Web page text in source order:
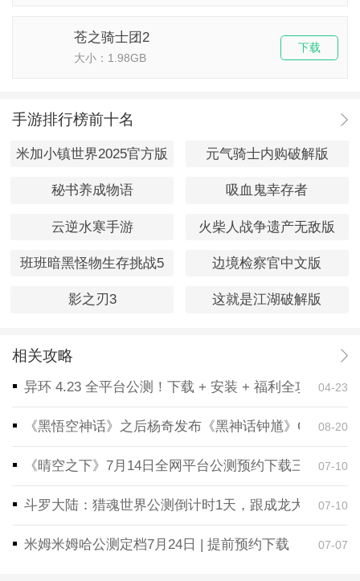
苍之骑士团2
大小：1.98GB
下载
手游排行榜前十名
米加小镇世界2025官方版 元气骑士内购破解版
秘书养成物语 吸血鬼幸存者
云逆水寒手游 火柴人战争遗产无敌版
班班暗黑怪物生存挑战5 边境检察官中文版
影之刃3 这就是江湖破解版
相关攻略
异环 4.23 全平台公测！下载 + 安装 + 福利全攻略，一
04-23
《黑悟空神话》之后杨奇发布《黑神话钟馗》CG！预
08-20
《晴空之下》7月14日全网平台公测预约下载三端同步
07-10
斗罗大陆：猎魂世界公测倒计时1天，跟成龙大哥一起
07-10
米姆米姆哈公测定档7月24日 | 提前预约下载 07-07